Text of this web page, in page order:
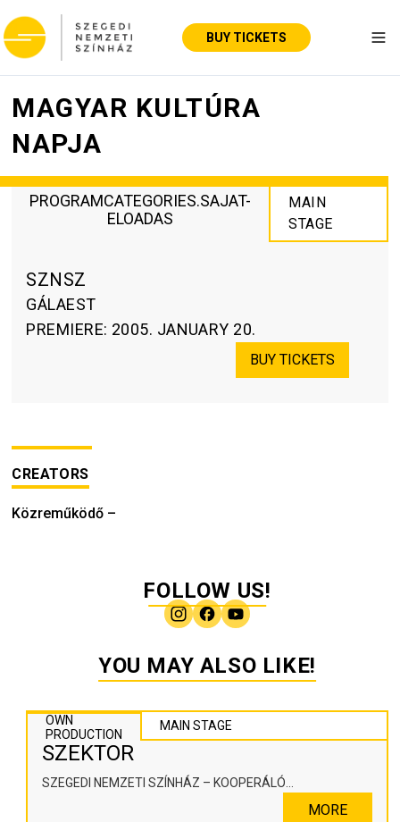
BUY TICKETS
MAGYAR KULTÚRA
NAPJA
PROGRAMCATEGORIES.SAJAT-
ELOADAS
MAIN
STAGE
SZNSZ
GÁLAEST
PREMIERE: 2005. JANUARY 20.
BUY TICKETS
CREATORS
Közreműködő –
FOLLOW US!
YOU MAY ALSO LIKE!
OWN
PRODUCTION
MAIN STAGE
SZEKTOR
SZEGEDI NEMZETI SZÍNHÁZ – KOOPERÁLÓ
MORE